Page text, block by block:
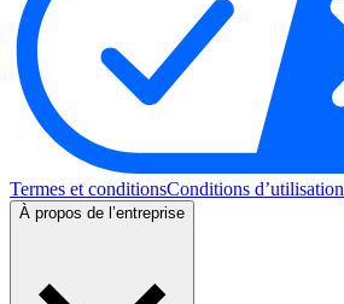
Termes et conditionsConditions d’utilisation
À propos de l’entreprise